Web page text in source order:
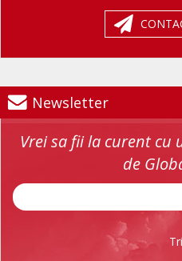
Newsletter
Vrei sa fii la curent
de